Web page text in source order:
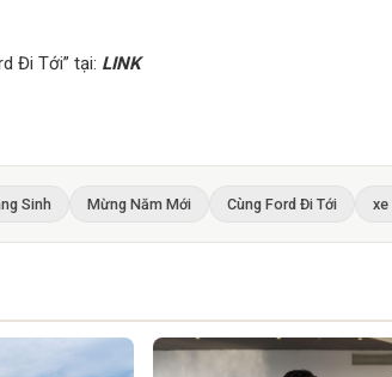
Đi Tới” tại: LINK
Sinh Mừng Năm Mới Cùng Ford Đi Tới xe